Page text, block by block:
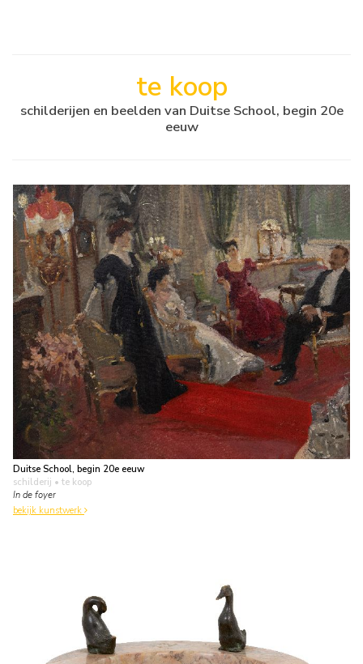
te koop
schilderijen en beelden van Duitse School, begin 20e
eeuw
Duitse School, begin 20e eeuw
schilderij • te koop
In de foyer
bekijk kunstwerk